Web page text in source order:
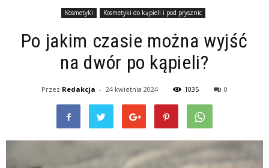
Kosmetyki Kosmetyki do kąpieli i pod prysznic
Po jakim czasie można wyjść
na dwór po kąpieli?
Przez Redakcja - 24 kwietnia 2024 1035 0